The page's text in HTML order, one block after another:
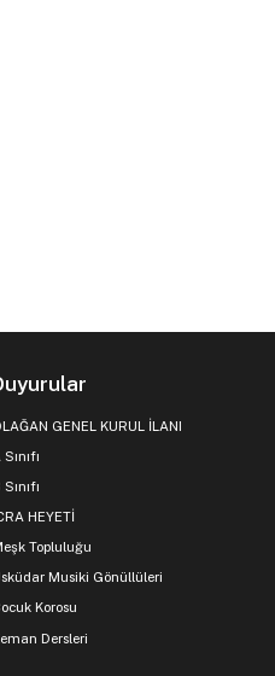
GENEL KURUL İLANI
Sınıfı
Sınıfı
HEYETİ
Topluluğu
Musiki Gönüllüleri
Korosu
Dersleri